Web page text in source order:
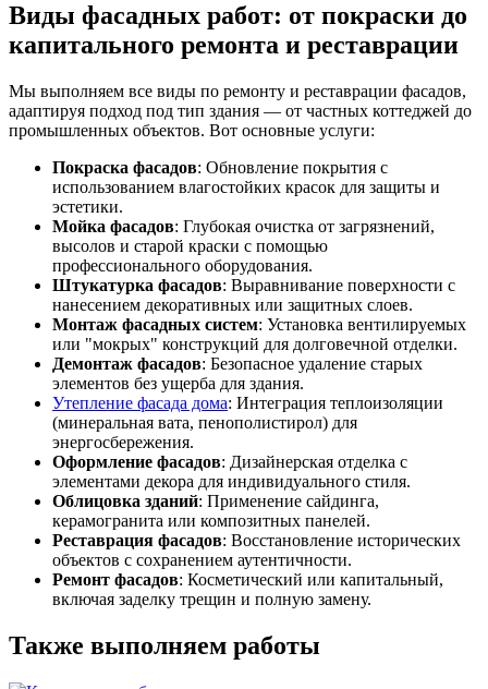
Виды фасадных работ: от покраски до
капитального ремонта и реставрации
Мы выполняем все виды по ремонту и реставрации фасадов,
адаптируя подход под тип здания — от частных коттеджей до
промышленных объектов. Вот основные услуги:
Покраска фасадов: Обновление покрытия с
использованием влагостойких красок для защиты и
эстетики.
Мойка фасадов: Глубокая очистка от загрязнений,
высолов и старой краски с помощью
профессионального оборудования.
Штукатурка фасадов: Выравнивание поверхности с
нанесением декоративных или защитных слоев.
Монтаж фасадных систем: Установка вентилируемых
или "мокрых" конструкций для долговечной отделки.
Демонтаж фасадов: Безопасное удаление старых
элементов без ущерба для здания.
Утепление фасада дома: Интеграция теплоизоляции
(минеральная вата, пенополистирол) для
энергосбережения.
Оформление фасадов: Дизайнерская отделка с
элементами декора для индивидуального стиля.
Облицовка зданий: Применение сайдинга,
керамогранита или композитных панелей.
Реставрация фасадов: Восстановление исторических
объектов с сохранением аутентичности.
Ремонт фасадов: Косметический или капитальный,
включая заделку трещин и полную замену.
Также выполняем работы